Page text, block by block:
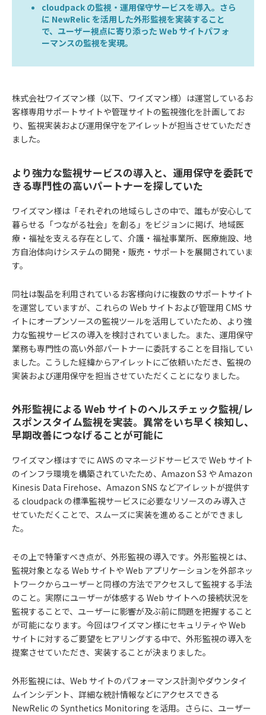
cloudpack の監視・運用保守サービスを導入。さら
に NewRelic を活用した外形監視を実装すること
で、ユーザー視点に寄り添った Web サイトパフォ
ーマンスの監視を実現。
株式会社ワイズマン様（以下、ワイズマン様）は運営しているお
客様専用サポートサイトや管理サイトの監視強化を計画してお
り、監視実装および運用保守をアイレットが担当させていただき
ました。
より強力な監視サービスの導入と、運用保守を委託で
きる専門性の高いパートナーを探していた
ワイズマン様は「それぞれの地域らしさの中で、誰もが安心して
暮らせる「つながる社会」を創る」をビジョンに掲げ、地域医
療・福祉を支える存在として、介護・福祉事業所、医療施設、地
方自治体向けシステムの開発・販売・サポートを展開されていま
す。
同社は製品を利用されているお客様向けに複数のサポートサイト
を運営していますが、これらの Web サイトおよび管理用 CMS サ
イトにオープンソースの監視ツールを活用していたため、より強
力な監視サービスの導入を検討されていました。また、運用保守
業務も専門性の高い外部パートナーに委託することを目指してい
ました。こうした経緯からアイレットにご依頼いただき、監視の
実装および運用保守を担当させていただくことになりました。
外形監視による Web サイトのヘルスチェック監視/レ
スポンスタイム監視を実装。異常をいち早く検知し、
早期改善につなげることが可能に
ワイズマン様はすでに AWS のマネージドサービスで Web サイト
のインフラ環境を構築されていたため、Amazon S3 や Amazon
Kinesis Data Firehose、Amazon SNS などアイレットが提供す
る cloudpack の標準監視サービスに必要なリソースのみ導入さ
せていただくことで、スムーズに実装を進めることができまし
た。
その上で特筆すべき点が、外形監視の導入です。外形監視とは、
監視対象となる Web サイトや Web アプリケーションを外部ネッ
トワークからユーザーと同様の方法でアクセスして監視する手法
のこと。実際にユーザーが体感する Web サイトへの接続状況を
監視することで、ユーザーに影響が及ぶ前に問題を把握すること
が可能になります。今回はワイズマン様にセキュリティや Web
サイトに対するご要望をヒアリングする中で、外形監視の導入を
提案させていただき、実装することが決まりました。
外形監視には、Web サイトのパフォーマンス計測やダウンタイ
ムインシデント、詳細な統計情報などにアクセスできる
NewRelic の Synthetics Monitoring を活用。さらに、ユーザー